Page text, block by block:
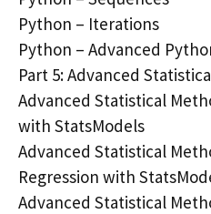
Python – Iterations
Python – Advanced
Part 5: Advanced
Advanced Statistical
with StatsModels
Advanced Statistical
Regression with
Advanced Statistical